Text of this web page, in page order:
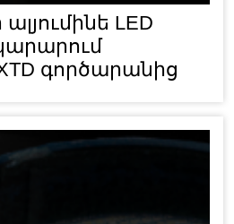
LED
գործարանից